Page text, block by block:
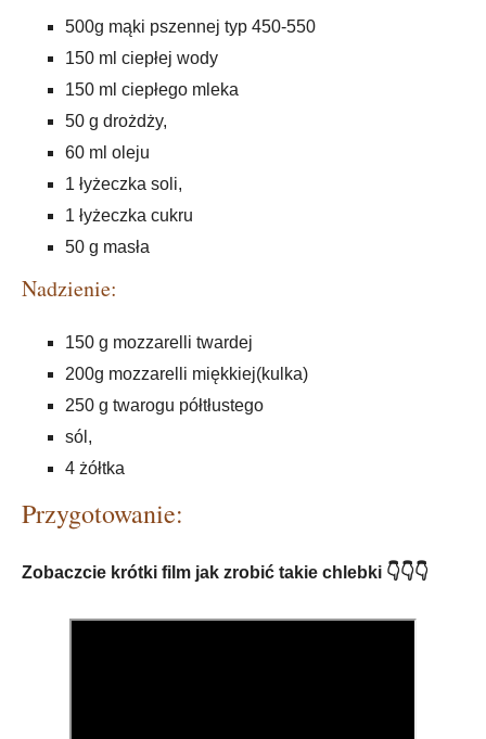
500g mąki pszennej typ 450-550
150 ml ciepłej wody
150 ml ciepłego mleka
50 g drożdży,
60 ml oleju
1 łyżeczka soli,
1 łyżeczka cukru
50 g masła
Nadzienie:
150 g mozzarelli twardej
200g mozzarelli miękkiej(kulka)
250 g twarogu półtłustego
sól,
4 żółtka
Przygotowanie:
Zobaczcie krótki film jak zrobić takie chlebki 👇👇👇